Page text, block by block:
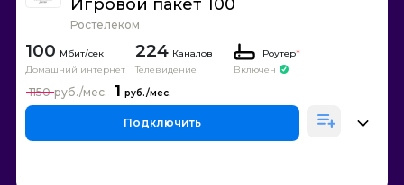
Игровой пакет 100
Ростелеком
100
Домашний интернет
224 Каналов
Телевидение
Роутер*
Включен
1
1150
Подключить